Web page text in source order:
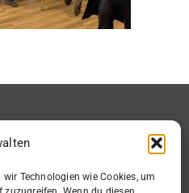
Technologien wie Cookies, um